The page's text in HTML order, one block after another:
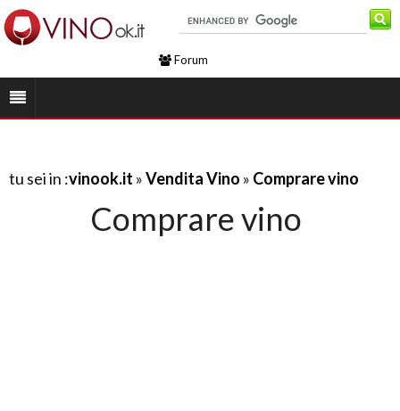
Forum
tu sei in :vinook.it »Vendita Vino » Comprare vino
Comprare vino